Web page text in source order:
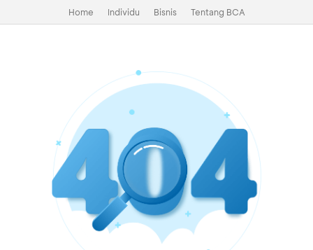
Home Individu Bisnis Tentang BCA